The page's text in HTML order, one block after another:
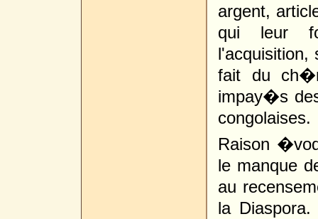
argent,
qui leur
l'acquisition,
fait du
impay�s
congolaises.
Raison
le manque
au
la